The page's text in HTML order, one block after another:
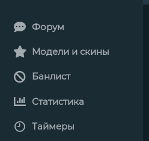
Форум
Модели и скины
Банлист
Статистика
Таймеры